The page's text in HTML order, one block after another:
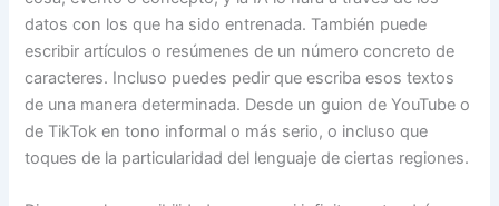
datos con los que ha sido entrenada. También puede
escribir artículos o resúmenes de un número concreto de
caracteres. Incluso puedes pedir que escriba esos textos
de una manera determinada. Desde un guion de YouTube o
de TikTok en tono informal o más serio, o incluso que
toques de la particularidad del lenguaje de ciertas regiones.